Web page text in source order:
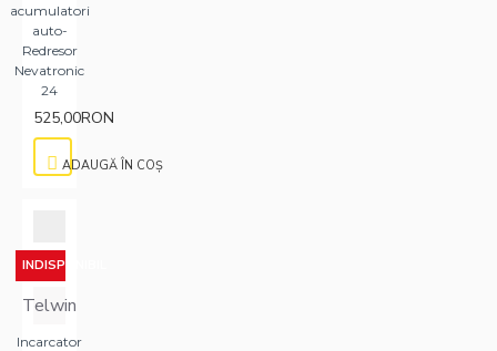
acumulatori
auto-
Redresor
Nevatronic
24
525,00RON
ADAUGĂ ÎN COŞ
INDISPONIBIL
Telwin
Incarcator